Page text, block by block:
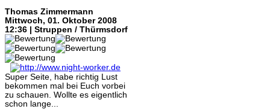
Thomas Zimmermann
Mittwoch, 01. Oktober 2008
12:36 | Struppen / Thürmsdorf
Super Seite, habe richtig Lust
bekommen mal bei Euch vorbei
zu schauen. Wollte es eigentlich
schon lange...